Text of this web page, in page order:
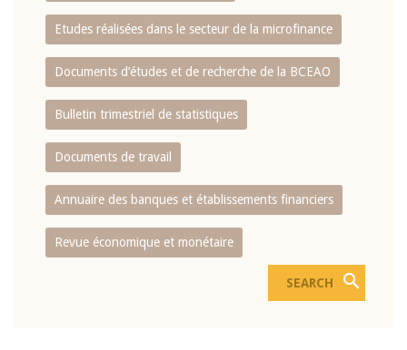
Etudes réalisées dans le secteur de la microfinance
Documents d’études et de recherche de la BCEAO
Bulletin trimestriel de statistiques
Documents de travail
Annuaire des banques et établissements financiers
Revue économique et monétaire